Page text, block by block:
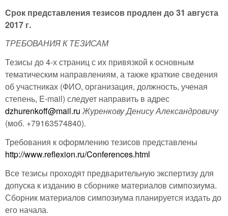
Срок представления тезисов продлен до 31 августа
2017 г.
ТРЕБОВАНИЯ К ТЕЗИСАМ
Тезисы до 4-х страниц с их привязкой к основным
тематическим направлениям, а также краткие сведения
об участниках (ФИО, организация, должность, ученая
степень, E-mail) следует направить в адрес
dzhurenkoff@mail.ru Журенкову Денису Александровичу
(моб. +79163574840).
Требования к оформлению тезисов представлены
http://www.reflexion.ru/Conferences.html
Все тезисы проходят предварительную экспертизу для
допуска к изданию в сборнике материалов симпозиума.
Сборник материалов симпозиума планируется издать до
его начала.